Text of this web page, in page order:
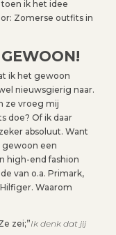
toen ik het idee
Zomerse outfits in
ik het gewoon
nieuwsgierig naar.
ze vroeg mij
doe? Of ik daar
absoluut. Want
gewoon een
high-end fashion
van o.a. Primark,
Waarom
zei;”Ik denk dat jij